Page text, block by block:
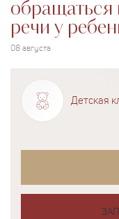
обращаться
речи у
08 августа
Детская